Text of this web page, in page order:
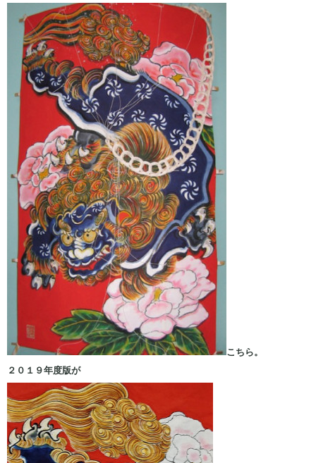
こちら。
２０１９年度版が